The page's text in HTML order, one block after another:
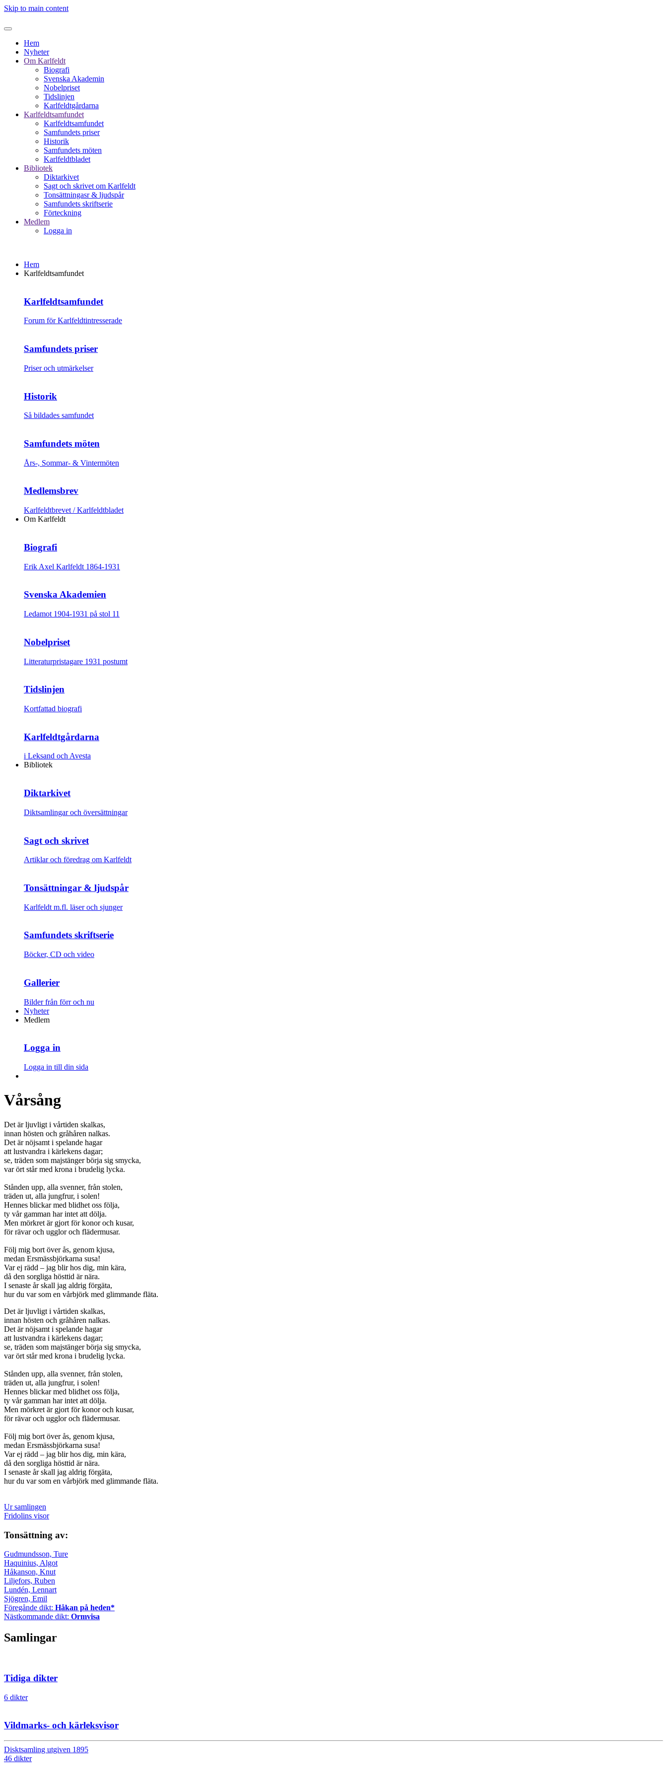
Skip to main content
Hem
Nyheter
Om Karlfeldt
Biografi
Svenska Akademin
Nobelpriset
Tidslinjen
Karlfeldtgårdarna
Karlfeldtsamfundet
Karlfeldtsamfundet
Samfundets priser
Historik
Samfundets möten
Karlfeldtbladet
Bibliotek
Diktarkivet
Sagt och skrivet om Karlfeldt
Tonsättningasr & ljudspår
Samfundets skriftserie
Förteckning
Medlem
Logga in
Hem
Karlfeldtsamfundet
Karlfeldtsamfundet
Forum för Karlfeldtintresserade
Samfundets priser
Priser och utmärkelser
Historik
Så bildades samfundet
Samfundets möten
Års-, Sommar- & Vintermöten
Medlemsbrev
Karlfeldtbrevet / Karlfeldtbladet
Om Karlfeldt
Biografi
Erik Axel Karlfeldt 1864-1931
Svenska Akademien
Ledamot 1904-1931 på stol 11
Nobelpriset
Litteraturpristagare 1931 postumt
Tidslinjen
Kortfattad biografi
Karlfeldtgårdarna
i Leksand och Avesta
Bibliotek
Diktarkivet
Diktsamlingar och översättningar
Sagt och skrivet
Artiklar och föredrag om Karlfeldt
Tonsättningar & ljudspår
Karlfeldt m.fl. läser och sjunger
Samfundets skriftserie
Böcker, CD och video
Gallerier
Bilder från förr och nu
Nyheter
Medlem
Logga in
Logga in till din sida
Vårsång
Det är ljuvligt i vårtiden skalkas,
innan hösten och gråhåren nalkas.
Det är nöjsamt i spelande hagar
att lustvandra i kärlekens dagar;
se, träden som majstänger börja sig smycka,
var ört står med krona i brudelig lycka.
Stånden upp, alla svenner, från stolen,
träden ut, alla jungfrur, i solen!
Hennes blickar med blidhet oss följa,
ty vår gamman har intet att dölja.
Men mörkret är gjort för konor och kusar,
för rävar och ugglor och flädermusar.
Följ mig bort över ås, genom kjusa,
medan Ersmässbjörkarna susa!
Var ej rädd – jag blir hos dig, min kära,
då den sorgliga hösttid är nära.
I senaste år skall jag aldrig förgäta,
hur du var som en vårbjörk med glimmande fläta.
Det är ljuvligt i vårtiden skalkas,
innan hösten och gråhåren nalkas.
Det är nöjsamt i spelande hagar
att lustvandra i kärlekens dagar;
se, träden som majstänger börja sig smycka,
var ört står med krona i brudelig lycka.
Stånden upp, alla svenner, från stolen,
träden ut, alla jungfrur, i solen!
Hennes blickar med blidhet oss följa,
ty vår gamman har intet att dölja.
Men mörkret är gjort för konor och kusar,
för rävar och ugglor och flädermusar.
Följ mig bort över ås, genom kjusa,
medan Ersmässbjörkarna susa!
Var ej rädd – jag blir hos dig, min kära,
då den sorgliga hösttid är nära.
I senaste år skall jag aldrig förgäta,
hur du var som en vårbjörk med glimmande fläta.
Ur samlingen
Fridolins visor
Tonsättning av:
Gudmundsson, Ture
Haquinius, Algot
Håkanson, Knut
Liljefors, Ruben
Lundén, Lennart
Sjögren, Emil
Föregånde dikt: Håkan på heden*
Nästkommande dikt: Ormvisa
Samlingar
Tidiga dikter
6 dikter
Vildmarks- och kärleksvisor
Disktsamling utgiven 1895
46 dikter